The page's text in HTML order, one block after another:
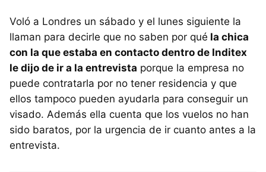
Voló a Londres un sábado y el lunes siguiente la
llaman para decirle que no saben por qué la chica
con la que estaba en contacto dentro de Inditex
le dijo de ir a la entrevista porque la empresa no
puede contratarla por no tener residencia y que
ellos tampoco pueden ayudarla para conseguir un
visado. Además ella cuenta que los vuelos no han
sido baratos, por la urgencia de ir cuanto antes a la
entrevista.